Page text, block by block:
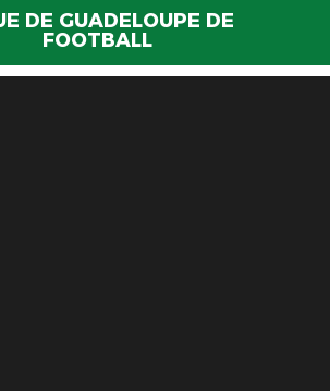
DE GUADELOUPE DE
FOOTBALL